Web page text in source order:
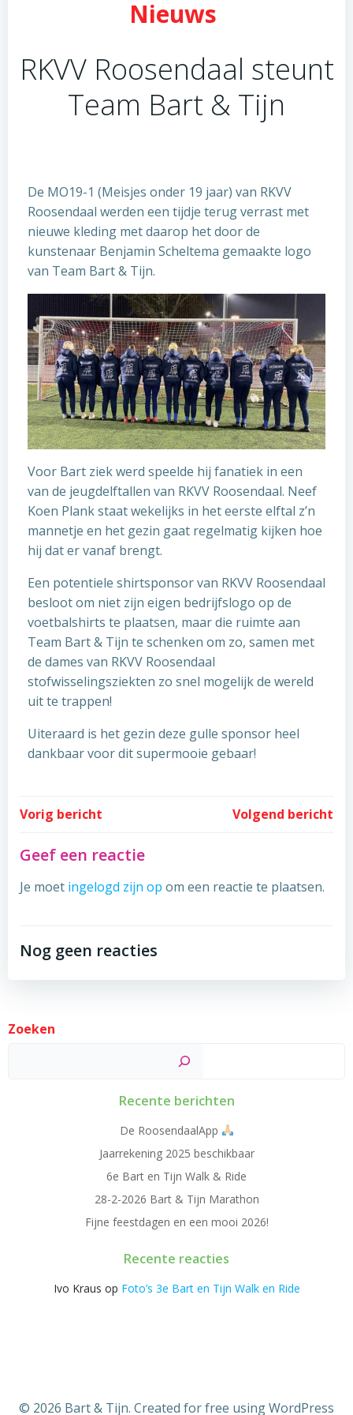
Nieuws
RKVV Roosendaal steunt
Team Bart & Tijn
De MO19-1 (Meisjes onder 19 jaar) van RKVV
Roosendaal werden een tijdje terug verrast met
nieuwe kleding met daarop het door de
kunstenaar Benjamin Scheltema gemaakte logo
van Team Bart & Tijn.
Voor Bart ziek werd speelde hij fanatiek in een
van de jeugdelftallen van RKVV Roosendaal. Neef
Koen Plank staat wekelijks in het eerste elftal z’n
mannetje en het gezin gaat regelmatig kijken hoe
hij dat er vanaf brengt.
Een potentiele shirtsponsor van RKVV Roosendaal
besloot om niet zijn eigen bedrijfslogo op de
voetbalshirts te plaatsen, maar die ruimte aan
Team Bart & Tijn te schenken om zo, samen met
de dames van RKVV Roosendaal
stofwisselingsziekten zo snel mogelijk de wereld
uit te trappen!
Uiteraard is het gezin deze gulle sponsor heel
dankbaar voor dit supermooie gebaar!
Post
navigation
Vorig bericht
PostVolgend bericht
Geef een reactie
Je moet ingelogd zijn op om een reactie te plaatsen.
Nog geen reacties
Zoeken
Recente berichten
De RoosendaalApp
Jaarrekening 2025 beschikbaar
6e Bart en Tijn Walk & Ride
28-2-2026 Bart & Tijn Marathon
Fijne feestdagen en een mooi 2026!
Recente reacties
Ivo Kraus op Foto’s 3e Bart en Tijn Walk en Ride
© 2026 Bart & Tijn. Created for free using WordPress